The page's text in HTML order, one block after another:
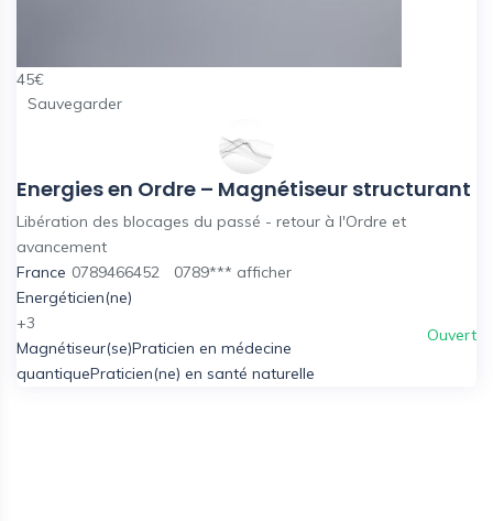
45€
Sauvegarder
Energies en Ordre – Magnétiseur structurant
Libération des blocages du passé - retour à l'Ordre et
avancement
France 0789466452 0789*** afficher
Energéticien(ne)
+3
Magnétiseur(se)Praticien en médecine
quantiquePraticien(ne) en santé naturelle
Ouvert